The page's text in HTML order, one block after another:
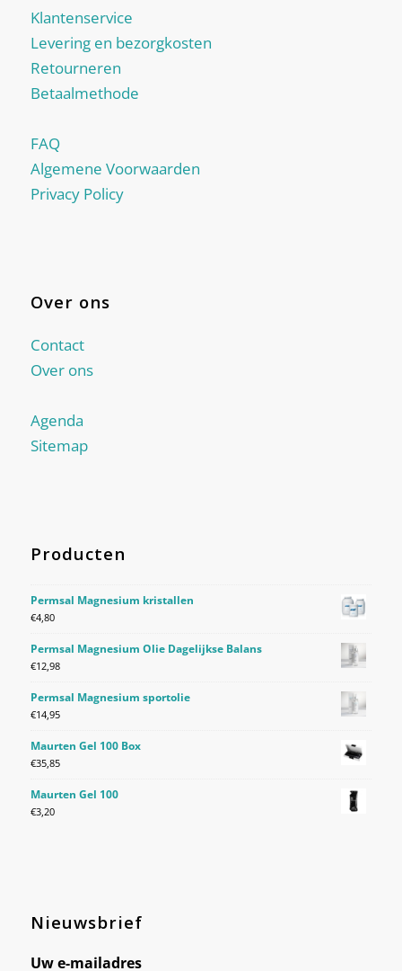
Klantenservice
Levering en bezorgkosten
Retourneren
Betaalmethode
FAQ
Algemene Voorwaarden
Privacy Policy
Over ons
Contact
Over ons
Agenda
Sitemap
Producten
Permsal Magnesium kristallen
€4,80
Permsal Magnesium Olie Dagelijkse Balans
€12,98
Permsal Magnesium sportolie
€14,95
Maurten Gel 100 Box
€35,85
Maurten Gel 100
€3,20
Nieuwsbrief
Uw e-mailadres